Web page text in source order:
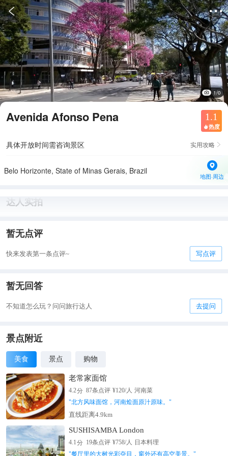
 
1/0
Avenida Afonso Pena 1.1
 热度
具体开放时间需咨询景区 实用攻略 
Belo Horizonte, State of Minas Gerais, Brazil
地图·周边
达人实拍
暂无点评
快来发表第一条点评~ 写点评
暂无回答
不知道怎么玩？问问旅行达人 去提问
景点附近
美食 景点 购物
老常家面馆
4.2分 87条点评 ¥120/人 河南菜
"北方风味面馆，河南烩面原汁原味。 "
直线距离4.9km
SUSHISAMBA London
4.1分 19条点评 ¥758/人 日本料理
"餐厅里的大树光彩夺目，窗外还有高空美景。 "